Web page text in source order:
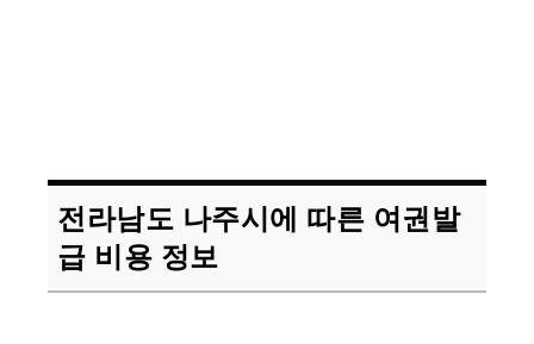
전라남도 나주시에 따른 여권발
급 비용 정보